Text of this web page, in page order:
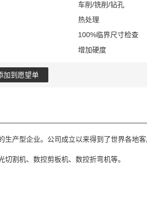
车削/铣削/钻孔
热处理
100%临界尺寸检查
增加硬度
加到愿望单
产型企业。公司成立以来得到了世界各地客
割机、数控剪板机、数控折弯机等。